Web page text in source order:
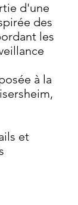
d'une
des
les
à la
et